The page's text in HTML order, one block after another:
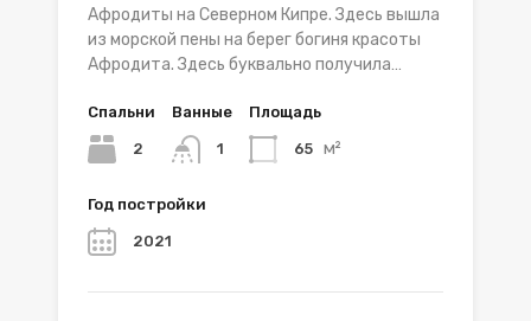
Афродиты на Северном Кипре. Здесь вышла
из морской пены на берег богиня красоты
Афродита. Здесь буквально получила…
Спальни
2
Ванные
1
Площадь
65 м²
Год постройки
2021